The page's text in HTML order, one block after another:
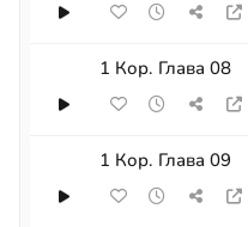
1 Кор. Глава 08
1 Кор. Глава 09